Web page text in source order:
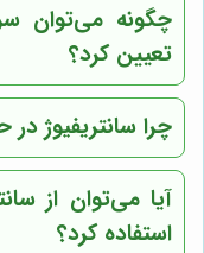
چگونه می‌توان
تعیین کرد؟
چرا سانتریفیوژ
آیا می‌توان از
استفاده کرد؟